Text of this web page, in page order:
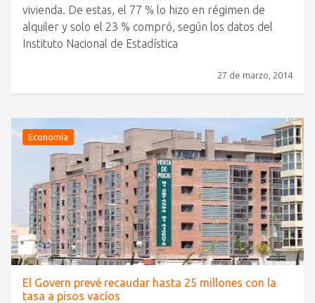
vivienda. De estas, el 77 % lo hizo en régimen de
alquiler y solo el 23 % compró, según los datos del
Instituto Nacional de Estadística
27 de marzo, 2014
Economía
El Govern prevé recaudar hasta 25 millones con la
tasa a pisos vacíos